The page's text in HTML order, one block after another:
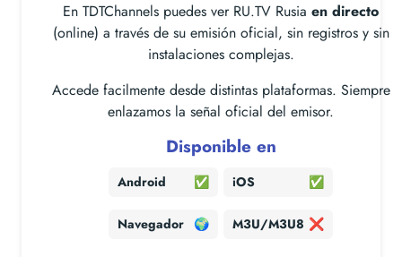
En TDTChannels puedes ver RU.TV Rusia en directo
(online) a través de su emisión oficial, sin registros y sin
instalaciones complejas.
Accede facilmente desde distintas plataformas. Siempre
enlazamos la señal oficial del emisor.
Disponible en
Android ✅ iOS ✅
Navegador 🌍 M3U/M3U8 ❌